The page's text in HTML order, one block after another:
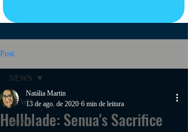
Post
NEWS
AÇÃO
NEWS
Hellblade: Senua's Sacrifice
Natália Martin
13 de ago. de 2020 6 min de leitura